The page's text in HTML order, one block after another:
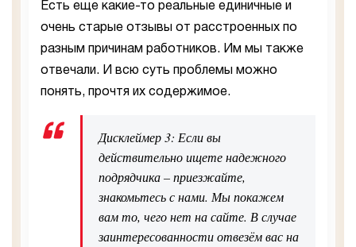
Есть еще какие-то реальные единичные и
очень старые отзывы от расстроенных по
разным причинам работников. Им мы также
отвечали. И всю суть проблемы можно
понять, прочтя их содержимое.
Дисклеймер 3: Если вы
действительно ищете надежного
подрядчика – приезжайте,
знакомьтесь с нами. Мы покажем
вам то, чего нет на сайте. В случае
заинтересованности отвезём вас на